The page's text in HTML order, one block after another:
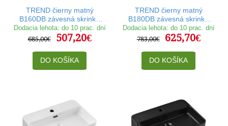
TREND čierny matný
B160DB závesná skrinka
pod umývadlo 160 cm
Dodacia lehota: do 10 prac. dní
685,00€
507,20€
DO KOŠÍKA
TREND čierny matný
B180DB závesná skrinka
pod umývadlo 180 cm
Dodacia lehota: do 10 prac. dní
783,00€
625,70€
DO KOŠÍKA